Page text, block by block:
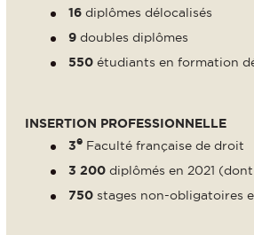
16 diplômes délocalisés
9 doubles diplômes
550 étudiants en formation
INSERTION PROFESSIONNELLE
3e Faculté française de droit
3 200 diplômés en 2021 (dont
750 stages non-obligatoires